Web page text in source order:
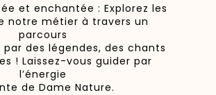
et enchantée : Explorez les
notre métier à travers un
parcours
des légendes, des chants
! Laissez-vous guider par
l’énergie
de Dame Nature.